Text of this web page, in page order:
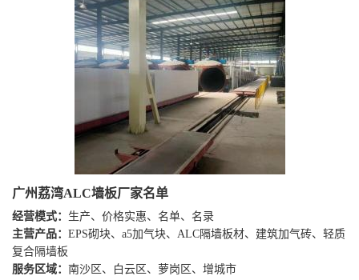
广州荔湾ALC墙板厂家名单
经营模式： 生产、价格实惠、名单、名录
主营产品： EPS砌块、a5加气块、ALC隔墙板材、建筑加气砖、轻质
复合隔墙板
服务区域： 南沙区、白云区、萝岗区、增城市